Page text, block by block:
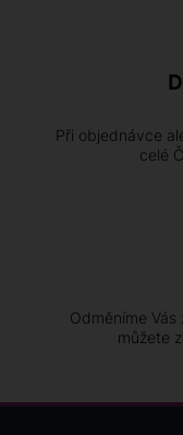
Při objednávce
celé
Odměníme
můžete